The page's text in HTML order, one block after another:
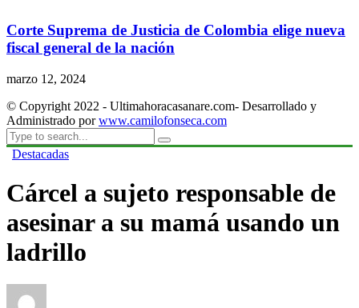
Corte Suprema de Justicia de Colombia elige nueva
fiscal general de la nación
marzo 12, 2024
© Copyright 2022 - Ultimahoracasanare.com- Desarrollado y
Administrado porwww.camilofonseca.com
Destacadas
Cárcel a sujeto responsable de
asesinar a su mamá usando un
ladrillo